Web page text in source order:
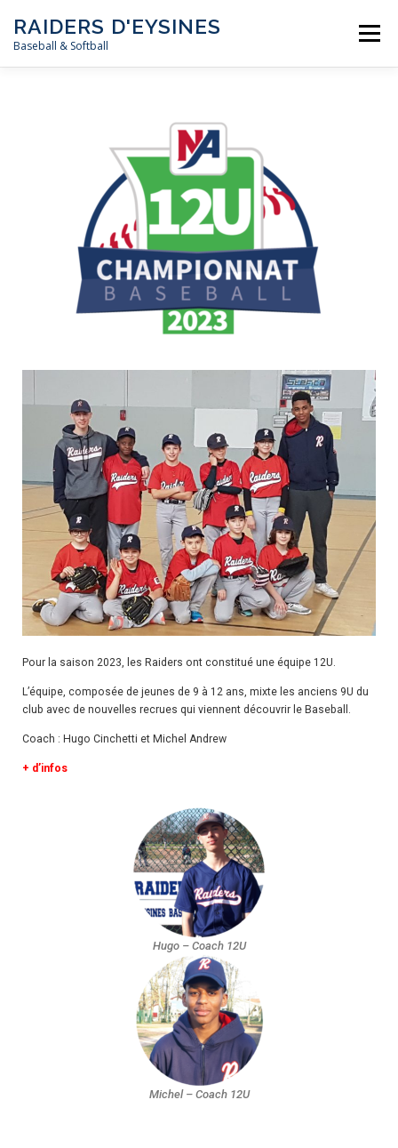
RAIDERS D'EYSINES
Baseball & Softball
Menu
CALENDRIER CONTACT
Pour la saison 2023, les Raiders ont constitué une équipe 12U.
L’équipe, composée de jeunes de 9 à 12 ans, mixte les anciens 9U du
club avec de nouvelles recrues qui viennent découvrir le Baseball.
Coach : Hugo Cinchetti et Michel Andrew
+ d’infos
Hugo – Coach 12U
Michel – Coach 12U